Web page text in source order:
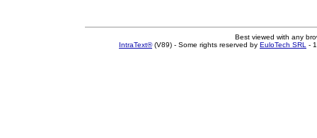
Best viewed with any
IntraText®(V89) - Some rights reserved by EuloTech SRL -